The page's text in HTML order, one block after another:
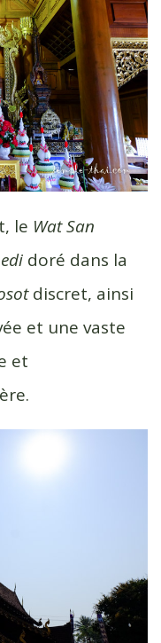
le Wat San
doré dans la
discret, ainsi
et une vaste
et